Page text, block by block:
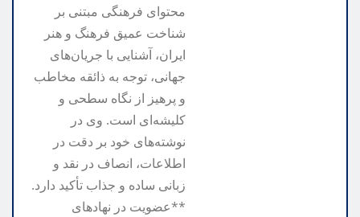
محتوای فرهنگی مبتنی بر
شناخت عمیق فرهنگ و هنر
ایران، آشنایی با جریان‌های
جهانی، توجه به ذائقه مخاطب
و پرهیز از نگاه سطحی و
کلیشه‌ای است. وی در
نوشته‌های خود بر دقت در
اطلاعات، انصاف در نقد و
زبانی ساده و جذاب تأکید دارد.
**عضویت در نهادهای